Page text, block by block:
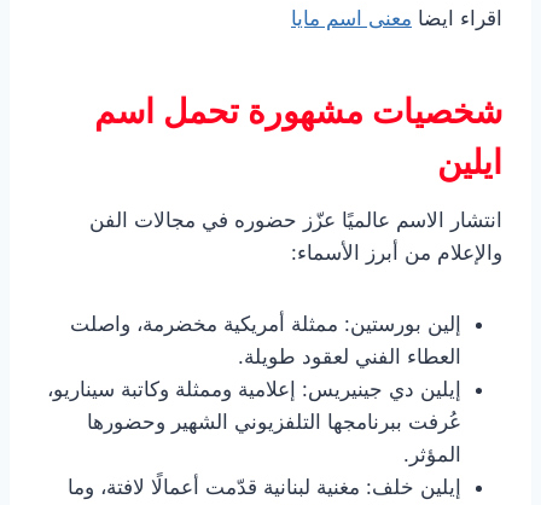
اقراء ايضا معنى اسم مايا
شخصيات مشهورة تحمل اسم
ايلين
انتشار الاسم عالميًا عزّز حضوره في مجالات الفن
والإعلام من أبرز الأسماء:
إلين بورستين: ممثلة أمريكية مخضرمة، واصلت
العطاء الفني لعقود طويلة.
إيلين دي جينيريس: إعلامية وممثلة وكاتبة سيناريو،
عُرفت ببرنامجها التلفزيوني الشهير وحضورها
المؤثر.
إيلين خلف: مغنية لبنانية قدّمت أعمالًا لافتة، وما